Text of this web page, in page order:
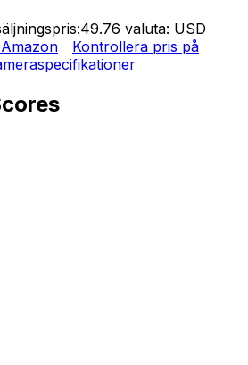
valuta: USD
Kontrollera pris på